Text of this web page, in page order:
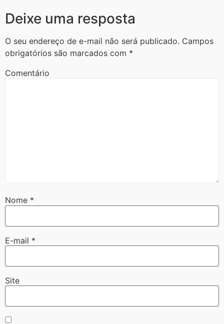
Deixe uma resposta
O seu endereço de e-mail não será publicado. Campos
obrigatórios são marcados com *
Comentário
Nome *
E-mail *
Site